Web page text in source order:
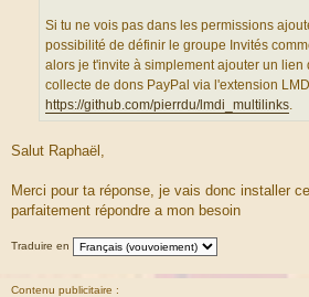
r
c
e
d
u
m
s
a
g
Si tu ne vois pas dans les permissions
possibilité de définir le groupe Invités
alors je t'invite à simplement ajouter un lien
collecte de dons PayPal via l'extension
https://github.com/pierrdu/lmdi_multilinks.
Salut Raphaël,
Merci pour ta réponse, je vais donc installer
parfaitement répondre a mon besoin
Traduire en
Contenu publicitaire :